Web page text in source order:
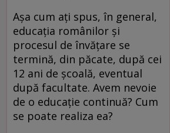
Așa cum ați spus, în general,
educația românilor și
procesul de învățare se
termină, din păcate, după cei
12 ani de școală, eventual
după facultate. Avem nevoie
de o educație continuă? Cum
se poate realiza ea?